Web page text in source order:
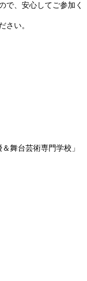
で、安心してご参加く
さい。
舞台芸術専門学校」